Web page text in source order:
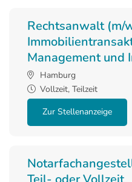
Rechtsanwalt (m/
Management und
Hamburg
Vollzeit, Teilzeit
Zur Stellenanzeige